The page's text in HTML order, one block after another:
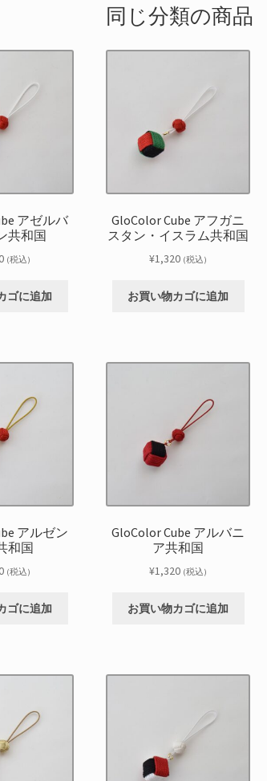
同じ分類の商品
アゼルバ
共和国
(税込)
ゴに追加
GloColor Cube アフガニ
スタン・イスラム共和国
¥1,320 (税込)
お買い物カゴに追加
アルゼン
和国
(税込)
ゴに追加
GloColor Cube アルバニ
ア共和国
¥1,320 (税込)
お買い物カゴに追加